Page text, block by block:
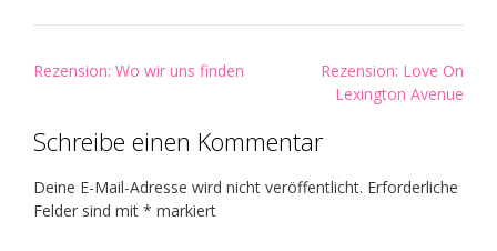
Post
Rezension: Wo wir uns finden
Rezension: Love On
Lexington Avenue
Schreibe einen Kommentar
Deine E-Mail-Adresse wird nicht veröffentlicht. Erforderliche
Felder sind mit * markiert